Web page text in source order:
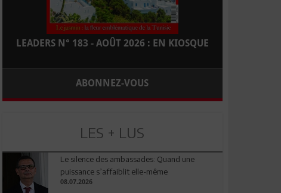
LEADERS N° 183 - AOÛT 2026 : EN KIOSQUE
ABONNEZ-VOUS
LES + LUS
Le silence des ambassades: Quand une
puissance s’affaiblit elle-même
08.07.2026